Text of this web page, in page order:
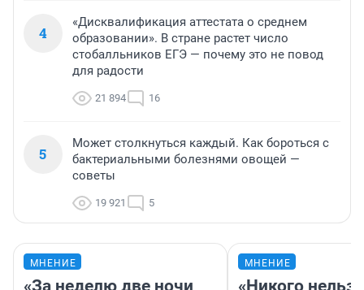
4
«Дисквалификация аттестата о среднем
образовании». В стране растет число
стобалльников ЕГЭ — почему это не повод
для радости
21 894 16
5
Может столкнуться каждый. Как бороться с
бактериальными болезнями овощей —
советы
19 921 5
МНЕНИЕ
«За неделю две ночи
МНЕНИЕ
«Никого нельзя